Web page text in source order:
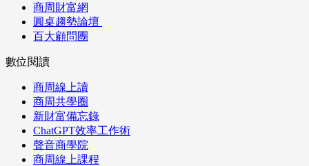
商周財富網
圓桌趨勢論壇
百大顧問團
數位閱讀
商周線上讀
商周共學圈
新財富備忘錄
ChatGPT效率工作術
聲音商學院
商周線上課程